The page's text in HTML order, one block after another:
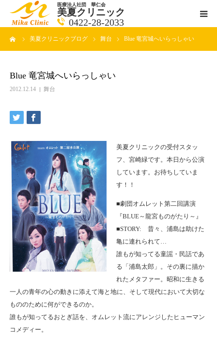
医療法人社団 華仁会
美夏クリニック
0422-28-2033
美夏クリニックブログ 舞台 Blue 竜宮城へいらっしゃい
Blue 竜宮城へいらっしゃい
2012.12.14 舞台
美夏クリニックの受付スタッ
フ、宮崎緑です。本日から公演
しています。お待ちしていま
す！！
■劇団オムレット第二回講演
『BLUE～龍宮ものがたり～』
■STORY: 昔々、浦島は助けた
亀に連れられて…
誰もが知ってる童謡・民話であ
る「浦島太郎」。その裏に描か
れたメタファー。昭和に生きる
一人の青年の心の動きに添えて海と地に、そして現代において大切な
もののために何ができるのか。
誰もが知ってるおとぎ話を、オムレット流にアレンジしたヒューマン
コメディー。
医師紹介
アクセス
メールで相談
ブログ一覧ページ
料金一覧 new